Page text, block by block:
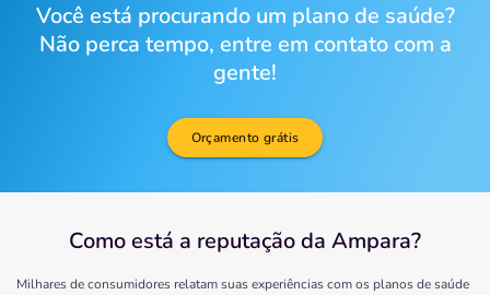
Você está procurando um plano de saúde?
Não perca tempo, entre em contato com a
gente!
Orçamento grátis
Como está a reputação da Ampara?
Milhares de consumidores relatam suas experiências com os planos de saúde